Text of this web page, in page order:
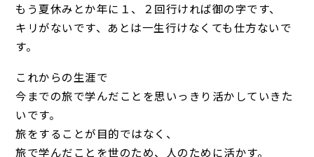
もう夏休みとか年に１、２回行ければ御の字です、
キリがないです、あとは一生行けなくても仕方ないで
す。
これからの生涯で
今までの旅で学んだことを思いっきり活かしていきた
いです。
旅をすることが目的ではなく、
旅で学んだことを世のため、人のために活かす。